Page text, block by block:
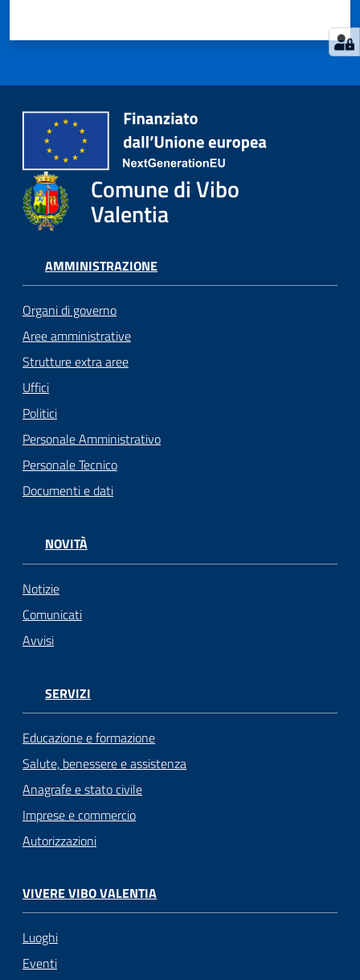
Comune di Vibo
Valentia
AMMINISTRAZIONE
Organi di governo
Aree amministrative
Strutture extra aree
Uffici
Politici
Personale Amministrativo
Personale Tecnico
Documenti e dati
NOVITÀ
Notizie
Comunicati
Avvisi
SERVIZI
Educazione e formazione
Salute, benessere e assistenza
Anagrafe e stato civile
Imprese e commercio
Autorizzazioni
VIVERE VIBO VALENTIA
Luoghi
Eventi